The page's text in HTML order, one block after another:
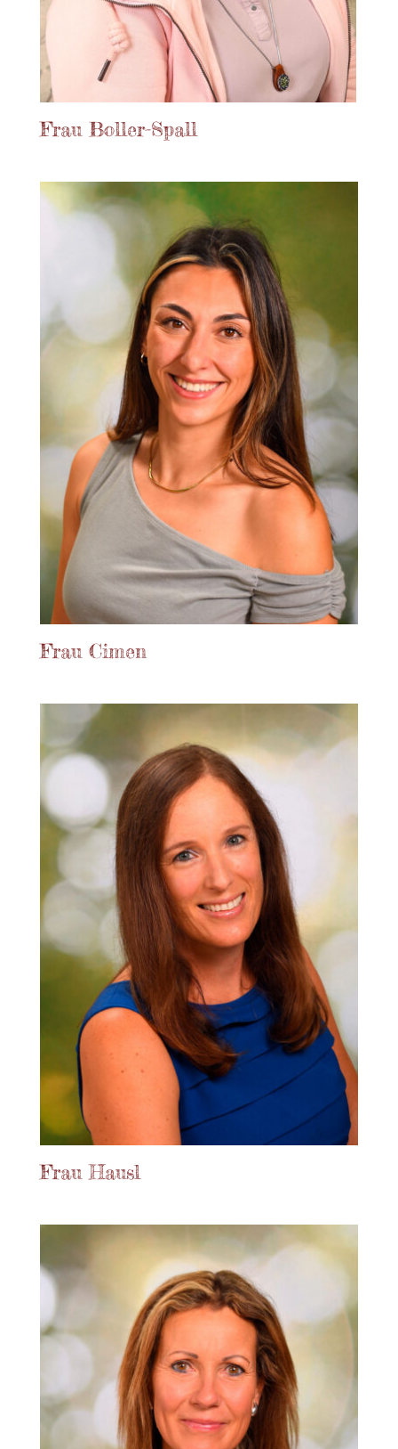
Frau Boller-Spall
Frau Cimen
Frau Hausl